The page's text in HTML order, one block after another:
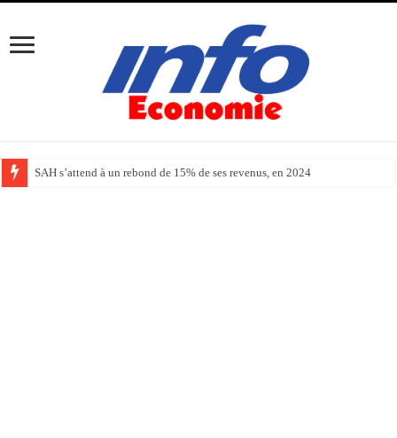
SAH s’attend à un rebond de 15% de ses revenus, en 2024